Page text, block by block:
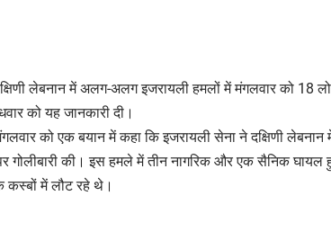
लेबनान में अलग-अलग इजरायली हमलों में मंगलवार को 18
को यह जानकारी दी।
को एक बयान में कहा कि इजरायली सेना ने दक्षिणी
गोलीबारी की। इस हमले में तीन नागरिक और एक सैनिक
कस्बों में लौट रहे थे।